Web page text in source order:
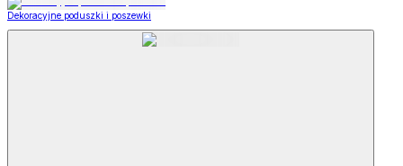
Dekoracyjne poduszki i poszewki